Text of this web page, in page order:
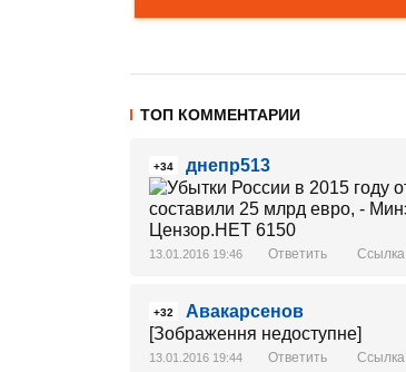
ТОП КОММЕНТАРИИ
+34 днепр513
13.01.2016 19:46 Ответить Ссылка
+32
Авакарсенов
[Зображення недоступне]
13.01.2016 19:44 Ответить Ссылка